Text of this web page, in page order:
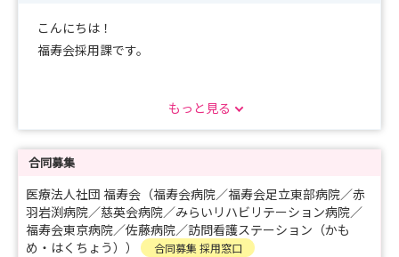
こんにちは！
福寿会採用課です。
い医療・介護サービスを提供しています。
実際の病院の雰囲気や看護師の働く姿を知ることができる
【4時間のお仕事体験】を開催します！
もっと見る
合同募集
医療法人社団 福寿会（福寿会病院／福寿会足立東部病院／赤
羽岩渕病院／慈英会病院／みらいリハビリテーション病院／
福寿会東京病院／佐藤病院／訪問看護ステーション（かも
め・はくちょう））
合同募集 採用窓口